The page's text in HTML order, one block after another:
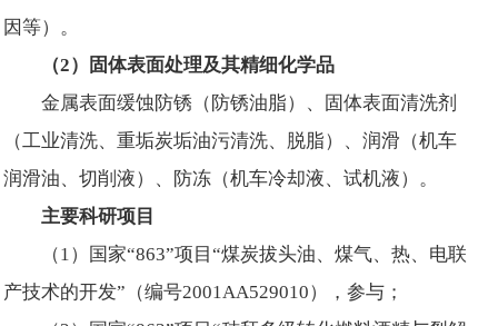
因等）。
（2）固体表面处理及其精细化学品
金属表面缓蚀防锈（防锈油脂）、固体表面清洗剂
（工业清洗、重垢炭垢油污清洗、脱脂）、润滑（机车
润滑油、切削液）、防冻（机车冷却液、试机液）。
主要科研项目
（1）国家“863”项目“煤炭拔头油、煤气、热、电联
产技术的开发”（编号2001AA529010），参与；